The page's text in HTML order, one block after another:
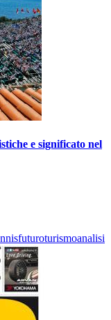
e significato nel
futuroturismoanalisi